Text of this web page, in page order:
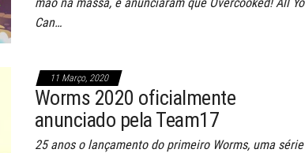
Can…
11 Março, 2020
Worms 2020 oficialmente
anunciado pela Team17
25 anos o lançamento do primeiro Worms, uma